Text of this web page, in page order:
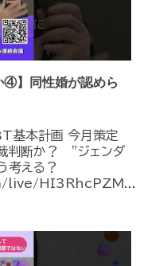
④】同性婚が認めら
基本計画 今月策定
判断か？ ”ジェンダ
考える？
HI3RhcPZM...